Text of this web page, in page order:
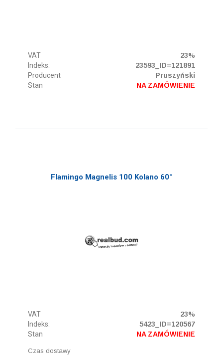
VAT
23%
Indeks:
23593_ID=121891
Producent
Pruszyński
Stan
NA ZAMÓWIENIE
Flamingo Magnelis 100 Kolano 60°
VAT
23%
Indeks:
5423_ID=120567
Stan
NA ZAMÓWIENIE
Czas dostawy